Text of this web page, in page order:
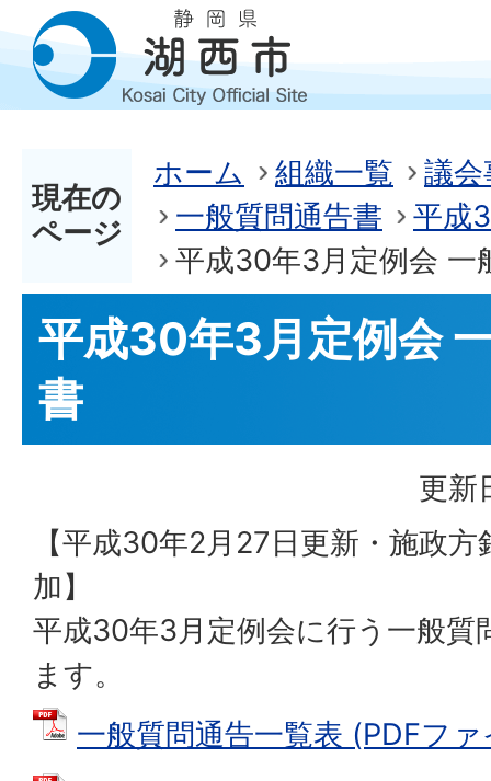
現在の
ページ
ホーム 組織一覧
議会
一般質問通告書
平成
平成30年3月定例会 一
平成30年3月定例会
書
更新
【平成30年2月27日更新・施政
加】
平成30年3月定例会に行う一般質
ます。
一般質問通告一覧表 (PDFフ